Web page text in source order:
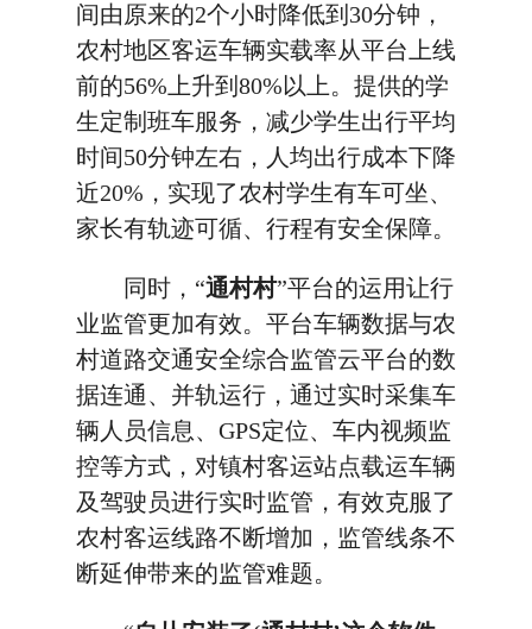
间由原来的2个小时降低到30分钟，
农村地区客运车辆实载率从平台上线
前的56%上升到80%以上。提供的学
生定制班车服务，减少学生出行平均
时间50分钟左右，人均出行成本下降
近20%，实现了农村学生有车可坐、
家长有轨迹可循、行程有安全保障。
同时，“通村村”平台的运用让行
业监管更加有效。平台车辆数据与农
村道路交通安全综合监管云平台的数
据连通、并轨运行，通过实时采集车
辆人员信息、GPS定位、车内视频监
控等方式，对镇村客运站点载运车辆
及驾驶员进行实时监管，有效克服了
农村客运线路不断增加，监管线条不
断延伸带来的监管难题。